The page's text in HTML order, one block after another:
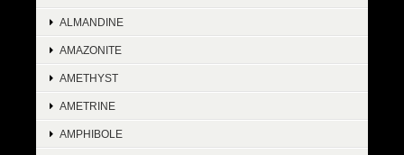
ALMANDINE
AMAZONITE
AMETHYST
AMETRINE
AMPHIBOLE